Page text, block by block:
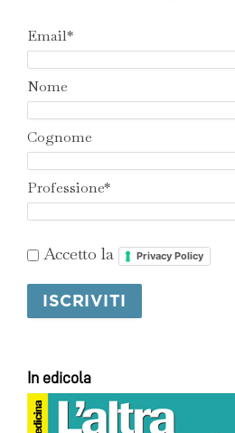
Email*
Nome
Cognome
Professione*
Accetto la Privacy Policy
In edicola